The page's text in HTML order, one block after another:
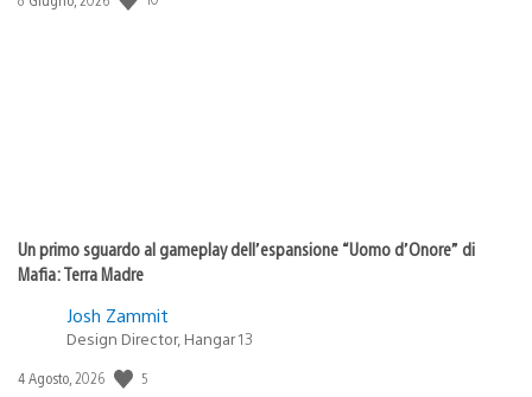
Un primo sguardo al gameplay dell’espansione “Uomo d’Onore” di
Mafia: Terra Madre
Josh Zammit
Design Director, Hangar 13
Data
4 Agosto, 2026 5